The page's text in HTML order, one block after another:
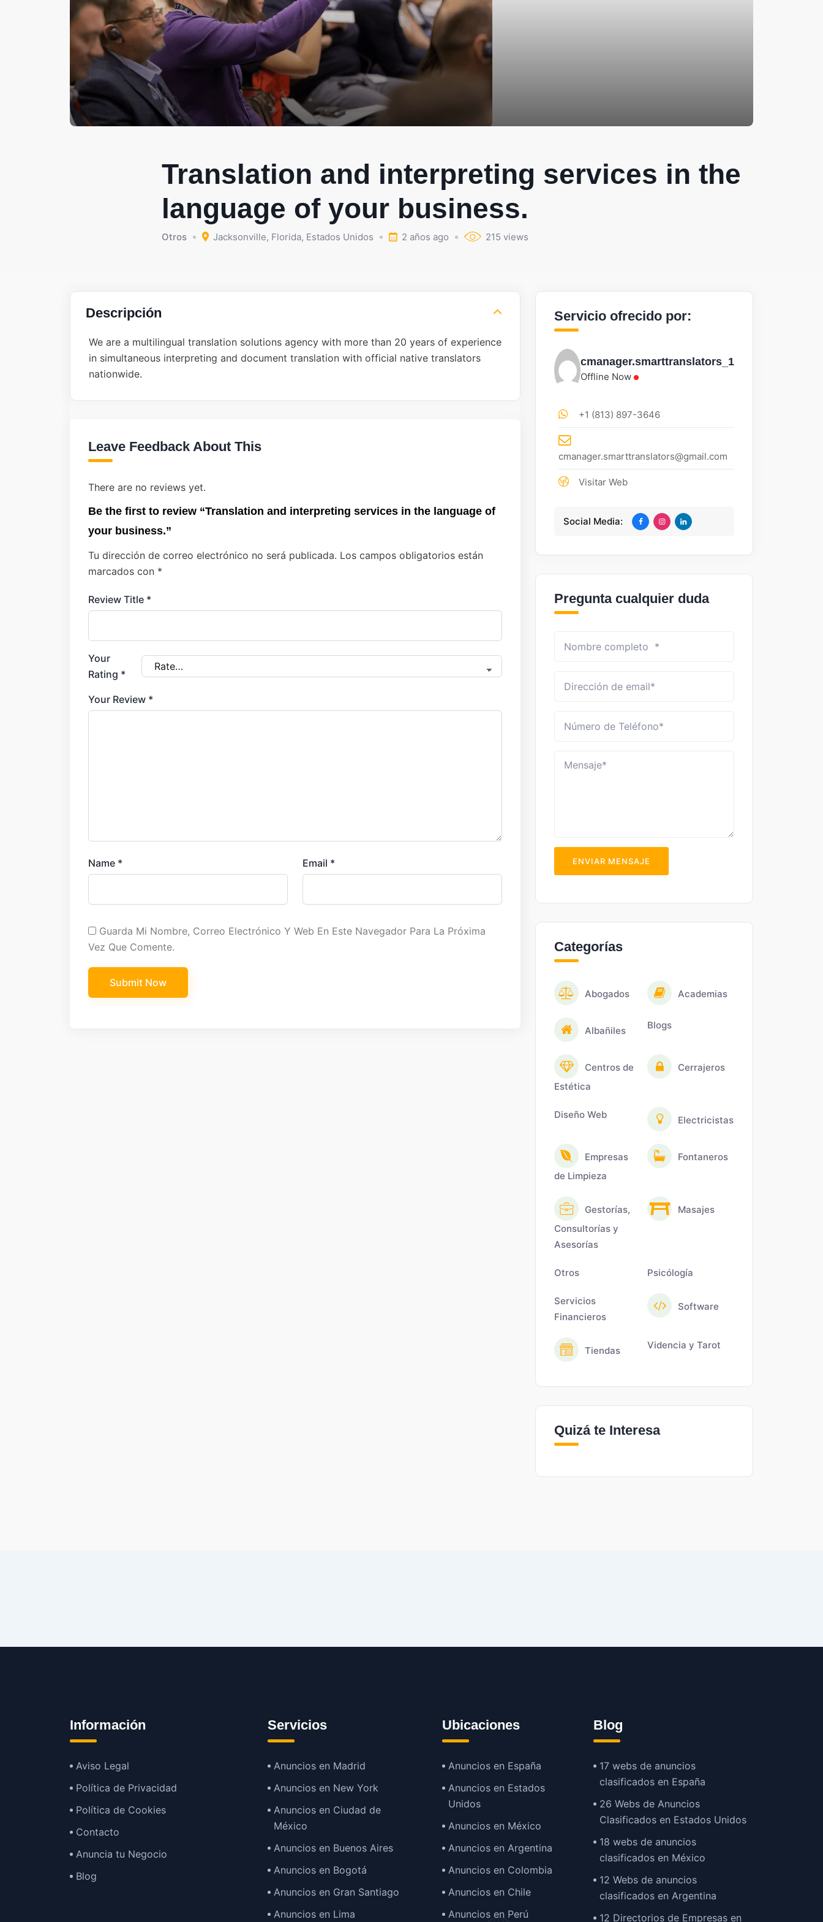
Translation and interpreting services in the
language of your business.
Otros Jacksonville, Florida, Estados Unidos 2 años ago 215 views
Descripción
We are a multilingual translation solutions agency with more than 20 years of experience
in simultaneous interpreting and document translation with official native translators
nationwide.
Leave Feedback About This
There are no reviews yet.
Be the first to review “Translation and interpreting services in the language of
your business.”
Tu dirección de correo electrónico no será publicada. Los campos obligatorios están
marcados con *
Review Title *
Your
Rating *
Your Review *
Name * Email *
Guarda Mi Nombre, Correo Electrónico Y Web En Este Navegador Para La Próxima
Vez Que Comente.
Servicio ofrecido por:
cmanager.smarttranslators_1
Offline Now
+1 (813) 897-3646
cmanager.smarttranslators@gmail.com
Visitar Web
Social Media:
Pregunta cualquier duda
ENVIAR MENSAJE
Categorías
Abogados Academias
Albañiles Blogs
Centros de
Estética
Cerrajeros
Diseño Web Electricistas
Empresas
de Limpieza
Fontaneros
Gestorías,
Consultorías y
Asesorías
Masajes
Otros Psicólogía
Servicios
Financieros
Software
Tiendas Videncia y Tarot
Quizá te Interesa
Información
Aviso Legal
Política de Privacidad
Política de Cookies
Contacto
Anuncia tu Negocio
Blog
Servicios
Anuncios en Madrid
Anuncios en New York
Anuncios en Ciudad de
México
Anuncios en Buenos Aires
Anuncios en Bogotá
Anuncios en Gran Santiago
Anuncios en Lima
Ubicaciones
Anuncios en España
Anuncios en Estados
Unidos
Anuncios en México
Anuncios en Argentina
Anuncios en Colombia
Anuncios en Chile
Anuncios en Perú
Blog
17 webs de anuncios
clasificados en España
26 Webs de Anuncios
Clasificados en Estados Unidos
18 webs de anuncios
clasificados en México
12 Webs de anuncios
clasificados en Argentina
12 Directorios de Empresas en